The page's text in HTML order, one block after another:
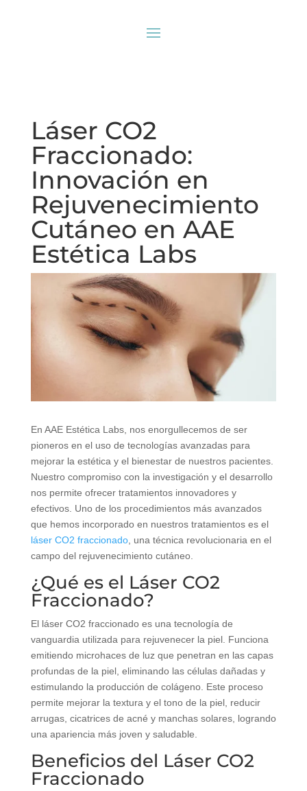
Láser CO2
Fraccionado:
Innovación en
Rejuvenecimiento
Cutáneo en AAE
Estética Labs
En AAE Estética Labs, nos enorgullecemos de ser
pioneros en el uso de tecnologías avanzadas para
mejorar la estética y el bienestar de nuestros pacientes.
Nuestro compromiso con la investigación y el desarrollo
nos permite ofrecer tratamientos innovadores y
efectivos. Uno de los procedimientos más avanzados
que hemos incorporado en nuestros tratamientos es el
láser CO2 fraccionado, una técnica revolucionaria en el
campo del rejuvenecimiento cutáneo.
¿Qué es el Láser CO2
Fraccionado?
El láser CO2 fraccionado es una tecnología de
vanguardia utilizada para rejuvenecer la piel. Funciona
emitiendo microhaces de luz que penetran en las capas
profundas de la piel, eliminando las células dañadas y
estimulando la producción de colágeno. Este proceso
permite mejorar la textura y el tono de la piel, reducir
arrugas, cicatrices de acné y manchas solares, logrando
una apariencia más joven y saludable.
Beneficios del Láser CO2
Fraccionado